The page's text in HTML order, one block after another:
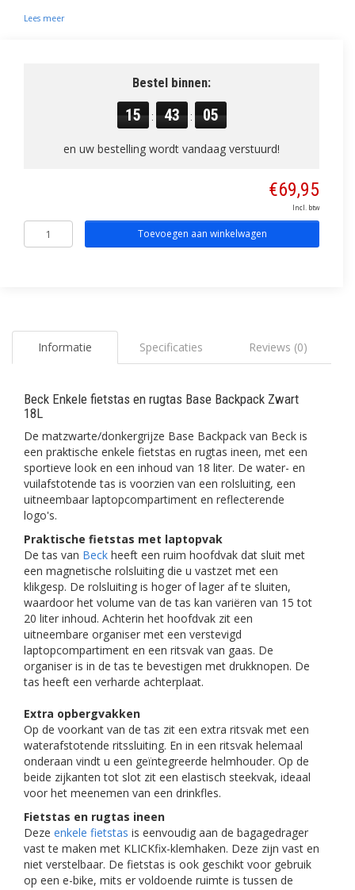
Lees meer
Bestel binnen:
15 : 43 : 05
en uw bestelling wordt vandaag verstuurd!
€69,95
Incl. btw
Toevoegen aan winkelwagen
Informatie Specificaties Reviews (0)
Beck Enkele fietstas en rugtas Base Backpack Zwart
18L
De matzwarte/donkergrijze Base Backpack van Beck is
een praktische enkele fietstas en rugtas ineen, met een
sportieve look en een inhoud van 18 liter. De water- en
vuilafstotende tas is voorzien van een rolsluiting, een
uitneembaar laptopcompartiment en reflecterende
logo's.
Praktische fietstas met laptopvak
De tas van Beck heeft een ruim hoofdvak dat sluit met
een magnetische rolsluiting die u vastzet met een
klikgesp. De rolsluiting is hoger of lager af te sluiten,
waardoor het volume van de tas kan variëren van 15 tot
20 liter inhoud. Achterin het hoofdvak zit een
uitneembare organiser met een verstevigd
laptopcompartiment en een ritsvak van gaas. De
organiser is in de tas te bevestigen met drukknopen. De
tas heeft een verharde achterplaat.
Extra opbergvakken
Op de voorkant van de tas zit een extra ritsvak met een
waterafstotende ritssluiting. En in een ritsvak helemaal
onderaan vindt u een geïntegreerde helmhouder. Op de
beide zijkanten tot slot zit een elastisch steekvak, ideaal
voor het meenemen van een drinkfles.
Fietstas en rugtas ineen
Deze enkele fietstas is eenvoudig aan de bagagedrager
vast te maken met KLICKfix-klemhaken. Deze zijn vast en
niet verstelbaar. De fietstas is ook geschikt voor gebruik
op een e-bike, mits er voldoende ruimte is tussen de